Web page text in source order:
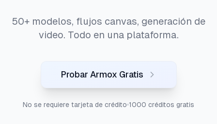
50+ modelos, flujos canvas, generación de
video. Todo en una plataforma.
Probar Armox Gratis
No se requiere tarjeta de crédito 1000 créditos gratis